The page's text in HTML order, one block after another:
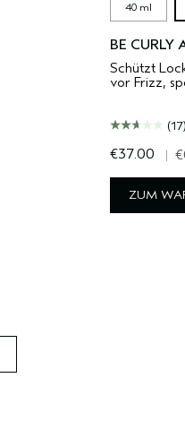
40 ml
BE CURLY
Schützt
vor Frizz,
(17)
€37.00 |
ZUM